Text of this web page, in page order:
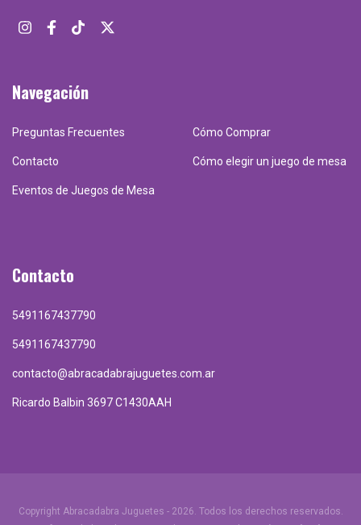
Navegación
Preguntas Frecuentes Cómo Comprar
Contacto Cómo elegir un juego de mesa
Eventos de Juegos de Mesa
Contacto
5491167437790
5491167437790
contacto@abracadabrajuguetes.com.ar
Ricardo Balbin 3697 C1430AAH
Copyright Abracadabra Juguetes - 2026. Todos los derechos reservados.